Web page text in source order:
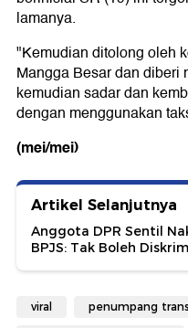
lamanya.
"Kemudian ditolong oleh
Mangga Besar dan diberi
kemudian sadar dan
dengan menggunakan
(mei/mei)
Artikel Selanjutnya
Anggota DPR Sentil
BPJS: Tak Boleh
viral penumpang